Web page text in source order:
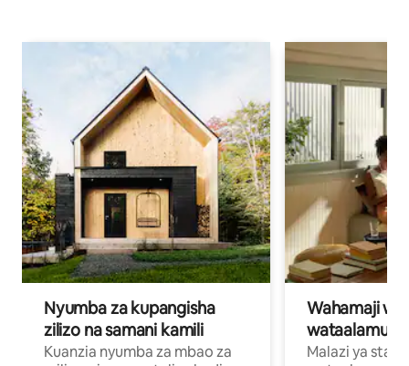
Nyumba za kupangisha
zilizo na samani kamili
Kuanzia nyumba za mbao za
Wahamaji
wataalamu
Malazi ya